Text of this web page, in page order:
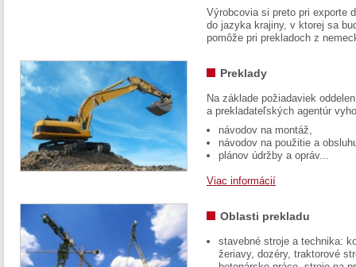
Výrobcovia si preto pri exporte
do jazyka krajiny, v ktorej sa
pomôže pri prekladoch z
Preklady
Na základe požiadaviek
a prekladateľských agentúr
návodov na montáž,
návodov na použitie a
plánov údržby a opráv...
Viac informácií
Oblasti prekladu
stavebné stroje a technika:
žeriavy, dozéry, traktorové